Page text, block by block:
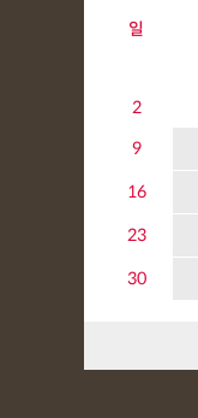
일
2
9
16
23
30